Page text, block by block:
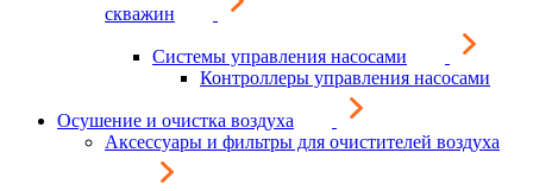
скважин
Системы управления насосами
Контроллеры управления насосами
Осушение и очистка воздуха
Аксессуары и фильтры для очистителей воздуха